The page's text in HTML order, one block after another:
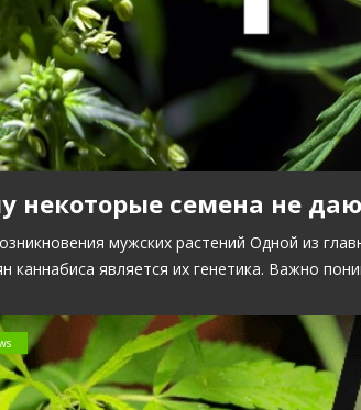
некоторые семена не
мужских растений Одной из
каннабиса является их генетика. Важно